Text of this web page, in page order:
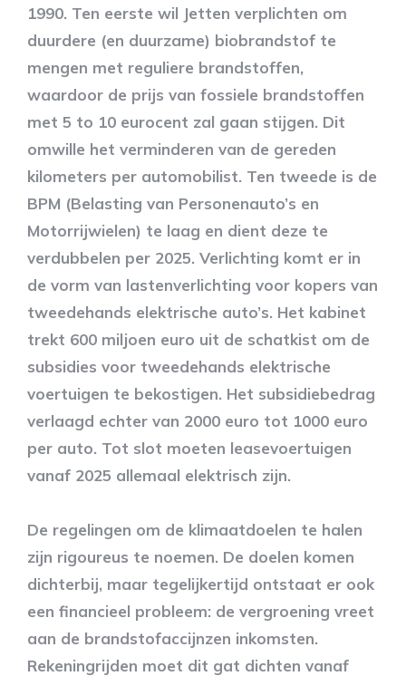
1990. Ten eerste wil Jetten verplichten om
duurdere (en duurzame) biobrandstof te
mengen met reguliere brandstoffen,
waardoor de prijs van fossiele brandstoffen
met 5 to 10 eurocent zal gaan stijgen. Dit
omwille het verminderen van de gereden
kilometers per automobilist. Ten tweede is de
BPM (Belasting van Personenauto’s en
Motorrijwielen) te laag en dient deze te
verdubbelen per 2025. Verlichting komt er in
de vorm van lastenverlichting voor kopers van
tweedehands elektrische auto’s. Het kabinet
trekt 600 miljoen euro uit de schatkist om de
subsidies voor tweedehands elektrische
voertuigen te bekostigen. Het subsidiebedrag
verlaagd echter van 2000 euro tot 1000 euro
per auto. Tot slot moeten leasevoertuigen
vanaf 2025 allemaal elektrisch zijn.
De regelingen om de klimaatdoelen te halen
zijn rigoureus te noemen. De doelen komen
dichterbij, maar tegelijkertijd ontstaat er ook
een financieel probleem: de vergroening vreet
aan de brandstofaccijnzen inkomsten.
Rekeningrijden moet dit gat dichten vanaf